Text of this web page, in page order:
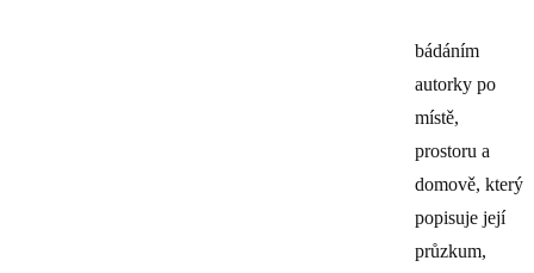
bádáním
autorky po
místě,
prostoru a
domově, který
popisuje její
průzkum,